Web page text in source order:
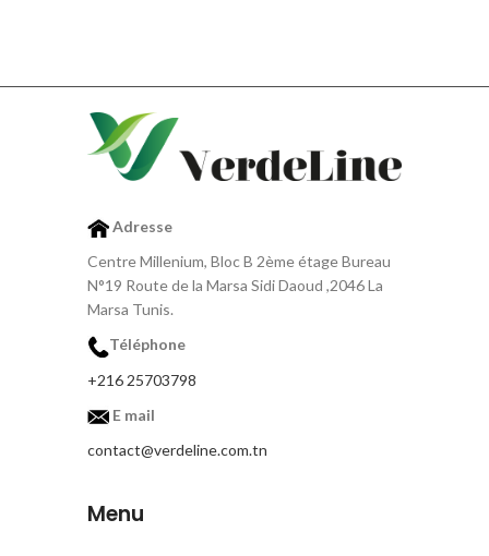
Adresse
Centre Millenium, Bloc B 2ème étage Bureau
N°19 Route de la Marsa Sidi Daoud ,2046 La
Marsa Tunis.
Téléphone
+216 25703798
E mail
contact@verdeline.com.tn
Menu